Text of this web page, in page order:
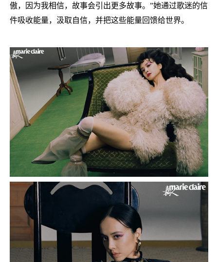
傲，因为我相信，故事会引出更多故事。”她通过歌迷的信
件吸收能量，汲取自信，并把这些能量回馈给世界。